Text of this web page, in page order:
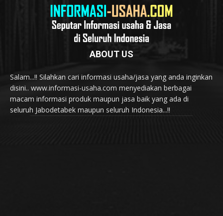
ABOUT US
Salam...!! Silahkan cari informasi usaha/jasa yang anda inginkan
disini.. www.informasi-usaha.com menyediakan berbagai
macam informasi produk maupun jasa baik yang ada di
seluruh Jabodetabek maupun seluruh Indonesia...!!